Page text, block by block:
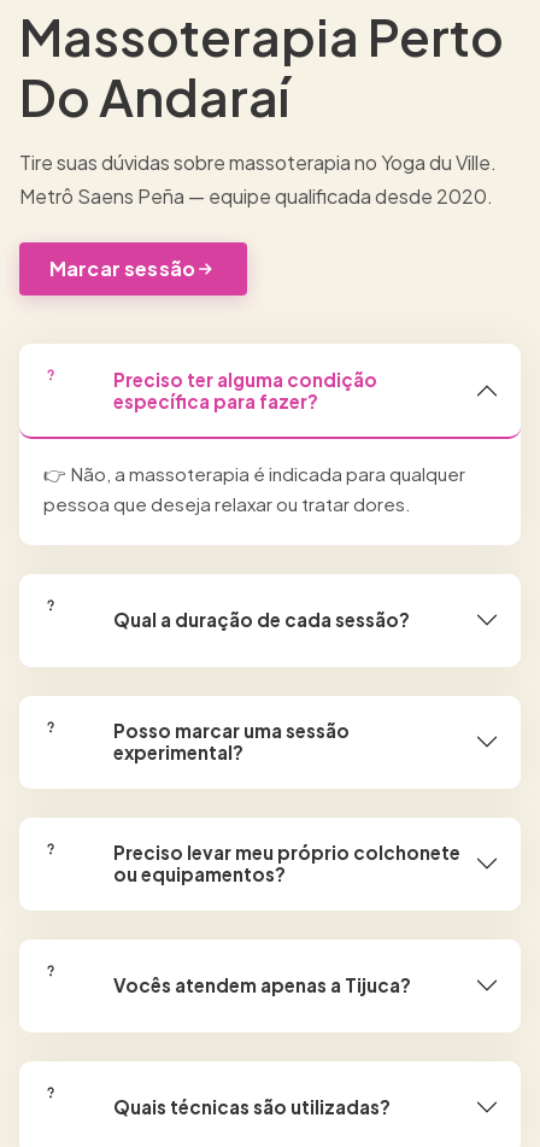
Massoterapia Perto
Do Andaraí
Tire suas dúvidas sobre massoterapia no Yoga du Ville.
Metrô Saens Peña — equipe qualificada desde 2020.
Marcar sessão
Preciso ter alguma condição
específica para fazer?
👉 Não, a massoterapia é indicada para qualquer
pessoa que deseja relaxar ou tratar dores.
Qual a duração de cada sessão?
Posso marcar uma sessão
experimental?
Preciso levar meu próprio colchonete
ou equipamentos?
Vocês atendem apenas a Tijuca?
Quais técnicas são utilizadas?